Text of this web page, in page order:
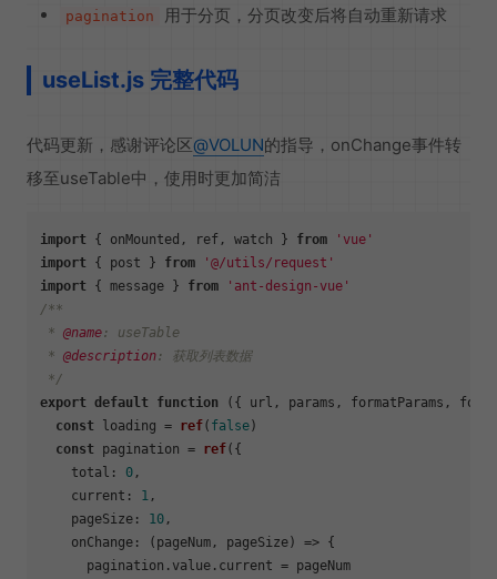
pagination 用于分页，分页改变后将自动重新请求
useList.js 完整代码
代码更新，感谢评论区@VOLUN的指导，onChange事件转
移至useTable中，使用时更加简洁
import { onMounted, ref, watch } from
'vue'
import { post } from
'@/utils/request'
import { message } from
'ant-design-vue'
/**
* @name: useTable
* @description: 获取列表数据
*/
export default function ( { url, params, formatParams,
const loading = ref( false)
const pagination = ref({
total : 0 ,
current : 1 ,
pageSize : 10 ,
onChange : ( pageNum, pageSize) => {
      pagination.
value . current = pageNum